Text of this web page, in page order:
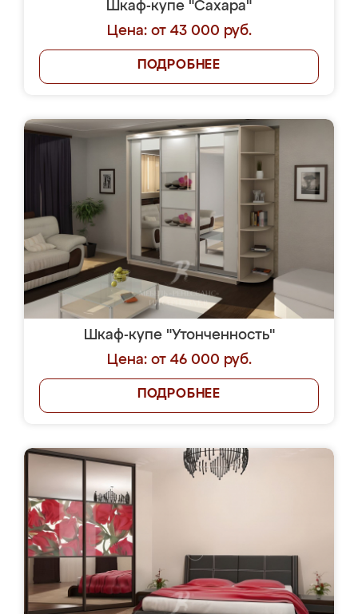
Шкаф-купе "Сахара"
Цена: от 43 000 руб.
ПОДРОБНЕЕ
Шкаф-купе "Утонченность"
Цена: от 46 000 руб.
ПОДРОБНЕЕ